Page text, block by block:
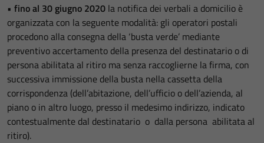
• fino al 30 giugno 2020 la notifica dei verbali a domicilio è
organizzata con la seguente modalità: gli operatori postali
procedono alla consegna della ‘busta verde’ mediante
preventivo accertamento della presenza del destinatario o di
persona abilitata al ritiro ma senza raccoglierne la firma, con
successiva immissione della busta nella cassetta della
corrispondenza (dell’abitazione, dell’ufficio o dell’azienda, al
piano o in altro luogo, presso il medesimo indirizzo, indicato
contestualmente dal destinatario o dalla persona abilitata al
ritiro).